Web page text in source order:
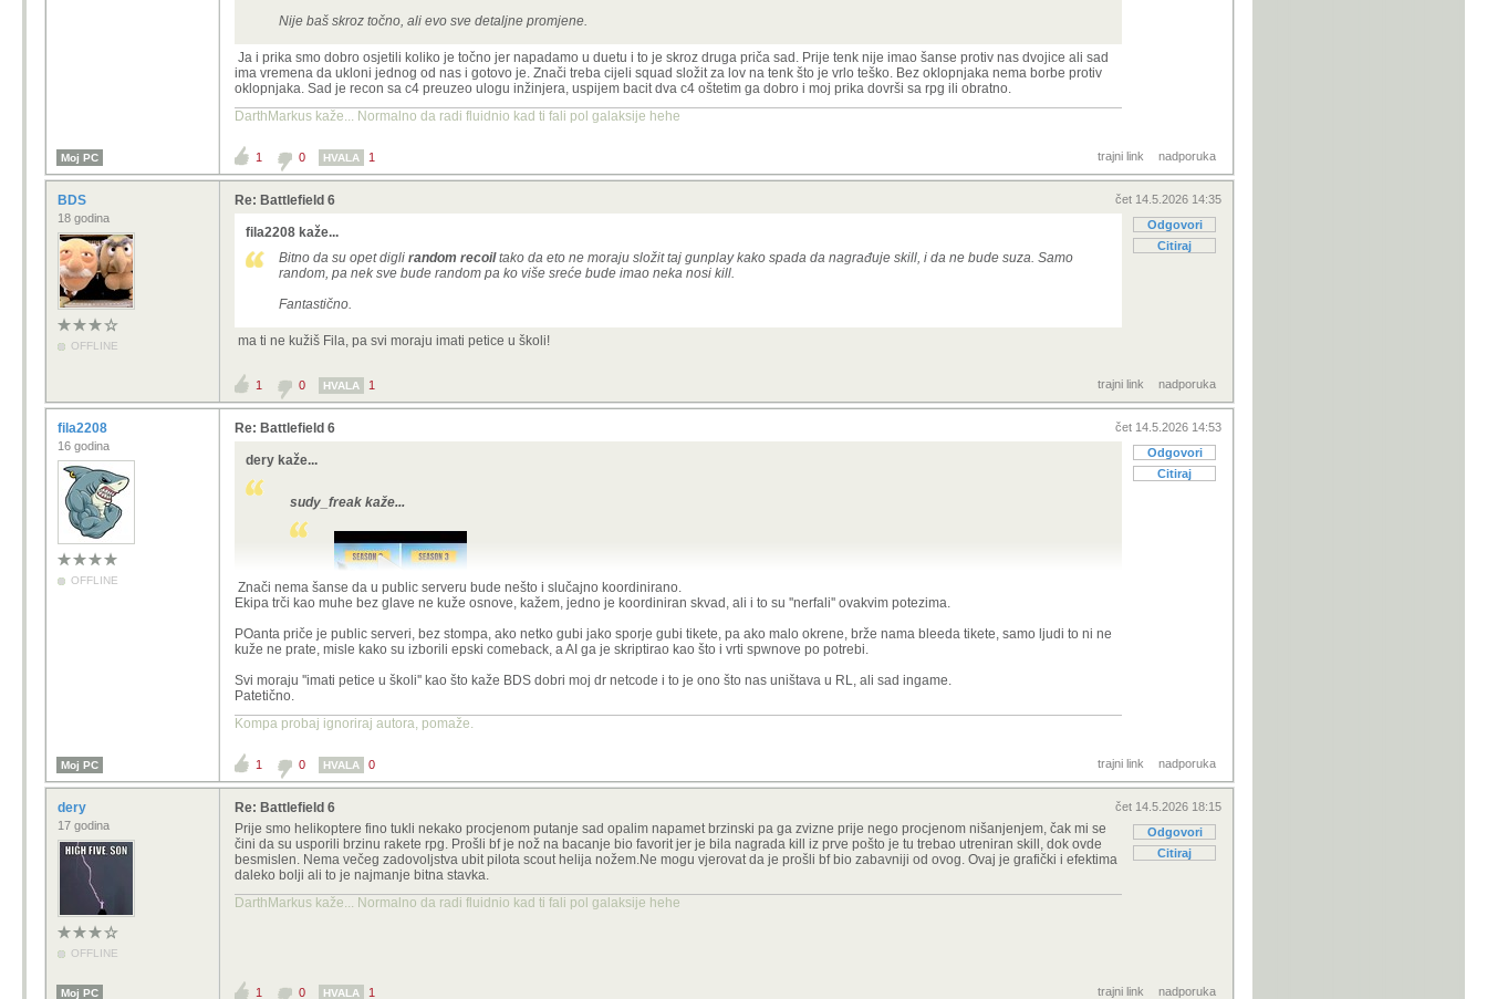
Nije baš skroz točno, ali evo sve detaljne promjene.
Ja i prika smo dobro osjetili koliko je točno jer napadamo u duetu i to je skroz druga priča sad. Prije tenk nije imao šanse protiv nas dvojice ali sad
ima vremena da ukloni jednog od nas i gotovo je. Znači treba cijeli squad složit za lov na tenk što je vrlo teško. Bez oklopnjaka nema borbe protiv
oklopnjaka. Sad je recon sa c4 preuzeo ulogu inžinjera, uspijem bacit dva c4 oštetim ga dobro i moj prika dovrši sa rpg ili obratno.
DarthMarkus kaže... Normalno da radi fluidnio kad ti fali pol galaksije hehe
Moj PC trajni link nadporuka
1 0 HVALA 1
BDS
18 godina
OFFLINE
čet 14.5.2026 14:35
Odgovori
Citiraj
Re: Battlefield 6
fila2208 kaže...
Bitno da su opet digli random recoiltako da eto ne moraju složit taj gunplay kako spada da nagrađuje skill, i da ne bude suza. Samo
random, pa nek sve bude random pa ko više sreće bude imao neka nosi kill.
Fantastično.
ma ti ne kužiš Fila, pa svi moraju imati petice u školi!
trajni link nadporuka
1 0 HVALA 1
fila2208
16 godina
OFFLINE
čet 14.5.2026 14:53
Odgovori
Citiraj
Re: Battlefield 6
dery kaže...
sudy_freak kaže...
Ja i prika smo dobro osjetili koliko je točno jer napadamo u duetu i to je skroz druga priča sad. Prije tenk nije imao šanse protiv nas
dvojice ali sad ima vremena da ukloni jednog od nas i gotovo je. Znači treba cijeli squad složit za lov na tenk što je vrlo teško. Bez
oklopnjaka nema borbe protiv oklopnjaka. Sad je recon sa c4 preuzeo ulogu inžinjera, uspijem bacit dva c4 oštetim ga dobro i moj prika
Znači nema šanse da u public serveru bude nešto i slučajno koordinirano.
Ekipa trči kao muhe bez glave ne kuže osnove, kažem, jedno je koordiniran skvad, ali i to su ''nerfali'' ovakvim potezima.
POanta priče je public serveri, bez stompa, ako netko gubi jako sporje gubi tikete, pa ako malo okrene, brže nama bleeda tikete, samo ljudi to ni ne
kuže ne prate, misle kako su izborili epski comeback, a AI ga je skriptirao kao što i vrti spwnove po potrebi.
Svi moraju ''imati petice u školi'' kao što kaže BDS dobri moj dr netcode i to je ono što nas uništava u RL, ali sad ingame.
Patetično.
Kompa probaj ignoriraj autora, pomaže.
Moj PC trajni link nadporuka
1 0 HVALA 0
dery
17 godina
OFFLINE
čet 14.5.2026 18:15
Odgovori
Citiraj
Re: Battlefield 6
Prije smo helikoptere fino tukli nekako procjenom putanje sad opalim napamet brzinski pa ga zvizne prije nego procjenom nišanjenjem, čak mi se
čini da su usporili brzinu rakete rpg. Prošli bf je nož na bacanje bio favorit jer je bila nagrada kill iz prve pošto je tu trebao utreniran skill, dok ovde
besmislen. Nema večeg zadovoljstva ubit pilota scout helija nožem.Ne mogu vjerovat da je prošli bf bio zabavniji od ovog. Ovaj je grafički i efektima
daleko bolji ali to je najmanje bitna stavka.
DarthMarkus kaže... Normalno da radi fluidnio kad ti fali pol galaksije hehe
Moj PC trajni link nadporuka
1 0 HVALA 1